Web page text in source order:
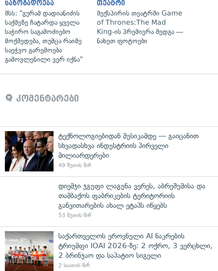
საზოგადოება
შსს: "გურამ დადიანიძის
საქმეზე ჩატარდა ყველა
საჭირო საგამოძიებო
მოქმედება, თუმცა რაიმე
საეჭვო გარემოება
გამოვლენილი ვერ იქნა"
თეატრი
შექსპირის თეატრში Game
of Thrones:The Mad
King-ის პრემიერა შედგა —
ნახეთ ფოტოები
კომენტარები
ტექნოლოგიებიდან მუსიკამდე — გაიცანით
სხვადასხვა ინდუსტრიის პირველი
მილიარდერები
49 წუთის წინ
დიემჯი ჯგუფი ლაგუნა ვერეს, აბრეშუმისა და
თამბაქოს ფაბრიკების ტერიტორიის
განვითარების ახალ ეტაპს იწყებს
53 წუთის წინ
საქართველოს ეროვნული AI ნაკრების
ტრიუმფი IOAI 2026-ზე: 2 ოქრო, 3 ვერცხლი,
2 ბრინჯაო და საპატიო სიგელი
2 საათის წინ